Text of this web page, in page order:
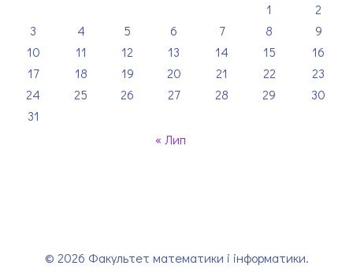
1
2
3
4 5 6 7 8
9
10
11 12 13 14 15
16
17
18 19 20 21 22
23
24
25 26 27 28 29
30
31
« Лип
© 2026 Факультет математики і інформатики.